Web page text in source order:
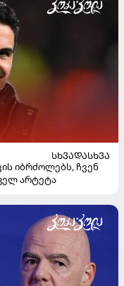
ᲡᲮᲕᲐᲓᲐᲡᲮᲕᲐ
იბრძოლებს, ჩვენ
არტეტა